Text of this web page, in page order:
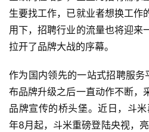
生要找工作，已就业者想换工作
用下，招聘行业的流量也将迎来
拉开了品牌大战的序幕。
作为国内领先的一站式招聘服
布品牌升级之后一直动作不断，
品牌宣传的桥头堡。近日，斗
年8月起，斗米重磅登陆央视，